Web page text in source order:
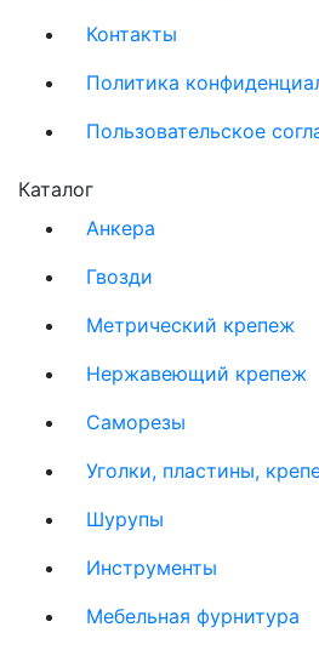
Контакты
Политика
Пользовательское
Каталог
Анкера
Гвозди
Метрический крепеж
Нержавеющий крепеж
Саморезы
Уголки, пластины,
Шурупы
Инструменты
Мебельная фурнитура